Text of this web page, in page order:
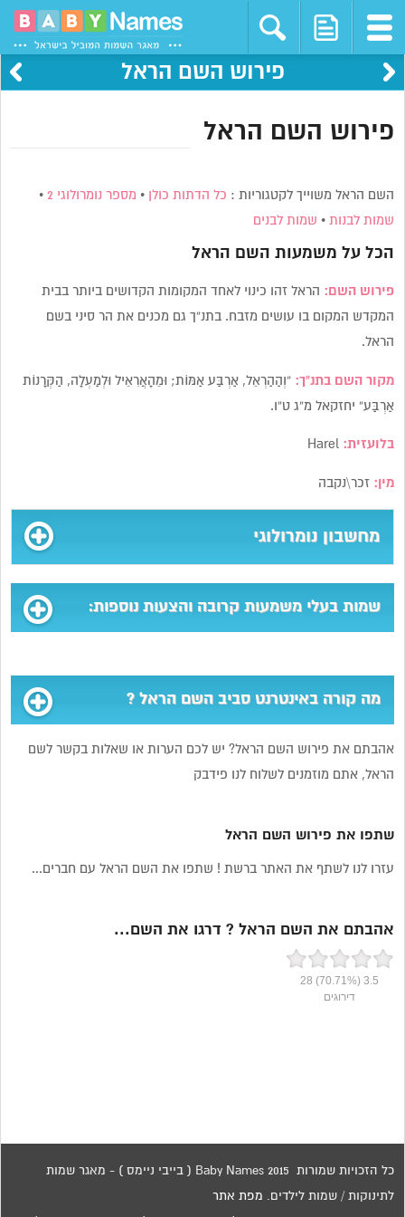
פירוש השם הראל
פירוש השם הראל
השם הראל משוייך לקטגוריות : כל הדתות כולן • מספר נומרולוגי 2 •
שמות לבנות • שמות לבנים
הכל על משמעות השם הראל
פירוש השם: הראל זהו כינוי לאחד המקומות הקדושים ביותר בבית
המקדש המקום בו עושים מזבח. בתנ”ך גם מכנים את הר סיני בשם
הראל.
מקור השם בתנ”ך:“וְהַהַרְאֵל, אַרְבַּע אַמּוֹת; וּמֵהָאֲרִאֵיל וּלְמַעְלָה, הַקְּרָנוֹת
אַרְבַּע” יחזקאל מ”ג ט”ו.
בלועזית:
מין: זכר\נקבה
מחשבון נומרולוגי
שמות בעלי משמעות קרובה והצעות נוספות:
מה קורה באינטרנט סביב השם הראל ?
אהבתם את פירוש השם הראל? יש לכם הערות או שאלות בקשר לשם
הראל, אתם מוזמנים לשלוח לנו פידבק
שתפו את פירוש השם הראל
עזרו לנו לשתף את האתר ברשת ! שתפו את השם הראל עם חברים...
אהבתם את השם הראל ? דרגו את השם...
3.5
(70.71%)
28
דירוגים
כל הזכויות שמורות 2015 Baby Names ( בייבי ניימס ) - מאגר שמות
לתינוקות / שמות לילדים. מפת אתר